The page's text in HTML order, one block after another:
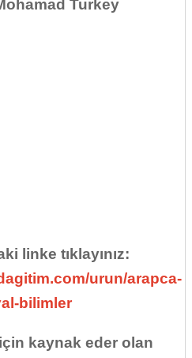
Turkey
linke tıklayınız:
urun/arapca-
bilimler
kaynak eder olan